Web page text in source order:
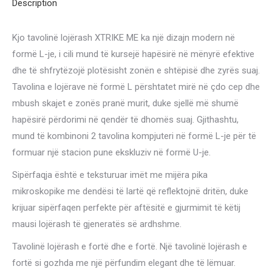
quantity
Description
Kjo tavolinë lojërash XTRIKE ME ka një dizajn modern në
formë L-je, i cili mund të kursejë hapësirë në mënyrë efektive
dhe të shfrytëzojë plotësisht zonën e shtëpisë dhe zyrës suaj.
Tavolina e lojërave në formë L përshtatet mirë në çdo cep dhe
mbush skajet e zonës pranë murit, duke sjellë më shumë
hapësirë përdorimi në qendër të dhomës suaj. Gjithashtu,
mund të kombinoni 2 tavolina kompjuteri në formë L-je për të
formuar një stacion pune ekskluziv në formë U-je.
Sipërfaqja është e teksturuar imët me mijëra pika
mikroskopike me dendësi të lartë që reflektojnë dritën, duke
krijuar sipërfaqen perfekte për aftësitë e gjurmimit të këtij
mausi lojërash të gjeneratës së ardhshme.
Tavolinë lojërash e fortë dhe e fortë. Një tavolinë lojërash e
fortë si gozhda me një përfundim elegant dhe të lëmuar.